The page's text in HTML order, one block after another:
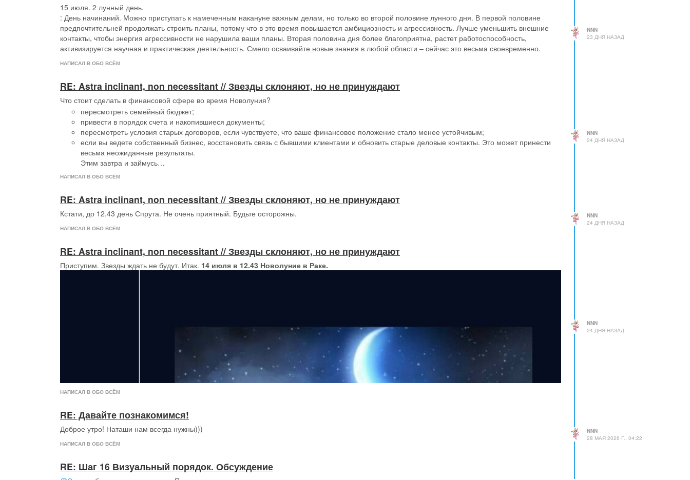
15 июля. 2 лунный день.
: День начинаний. Можно приступать к намеченным накануне важным делам, но только во второй половине лунного дня. В первой половине
предпочтительней продолжать строить планы, потому что в это время повышается амбициозность и агрессивность. Лучше уменьшить внешние
контакты, чтобы энергия агрессивности не нарушила ваши планы. Вторая половина дня более благоприятна, растет работоспособность,
активизируется научная и практическая деятельность. Смело осваивайте новые знания в любой области – сейчас это весьма своевременно.
НАПИСАЛ В ОБО ВСЁМ
NNN
23 ДНЯ НАЗАД
RE: Astra inclinant, non necessitant // Звезды склоняют, но не принуждают
Что стоит сделать в финансовой сфере во время Новолуния?
пересмотреть семейный бюджет;
привести в порядок счета и накопившиеся документы;
пересмотреть условия старых договоров, если чувствуете, что ваше финансовое положение стало менее устойчивым;
если вы ведете собственный бизнес, восстановить связь с бывшими клиентами и обновить старые деловые контакты. Это может принести
весьма неожиданные результаты.
Этим завтра и займусь…
НАПИСАЛ В ОБО ВСЁМ
NNN
24 ДНЯ НАЗАД
RE: Astra inclinant, non necessitant // Звезды склоняют, но не принуждают
Кстати, до 12.43 день Спрута. Не очень приятный. Будьте осторожны.
НАПИСАЛ В ОБО ВСЁМ
NNN
24 ДНЯ НАЗАД
RE: Astra inclinant, non necessitant // Звезды склоняют, но не принуждают
Приступим. Звезды ждать не будут. Итак. 14 июля в 12.43 Новолуние в Раке.
НАПИСАЛ В ОБО ВСЁМ
NNN
24 ДНЯ НАЗАД
RE: Давайте познакомимся!
Доброе утро! Наташи нам всегда нужны)))
НАПИСАЛ В ОБО ВСЁМ
NNN
28 МАЯ 2026 Г., 04:22
RE: Шаг 16 Визуальный порядок. Обсуждение